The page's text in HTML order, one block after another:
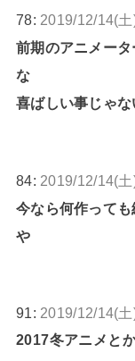
78: 2019/12/14(
前期のアニメー
な
喜ばしい事じゃな
84: 2019/12/14(
今なら何作って
や
91: 2019/12/14(
2017冬アニメと